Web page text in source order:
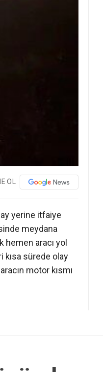
OL
yerine itfaiye
meydana
aracı yol
kısa sürede olay
motor kısmı